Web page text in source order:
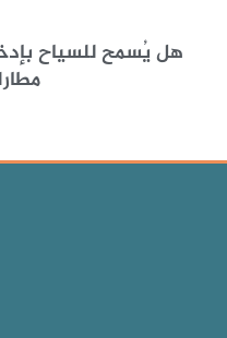
هل يُسمح للسياح